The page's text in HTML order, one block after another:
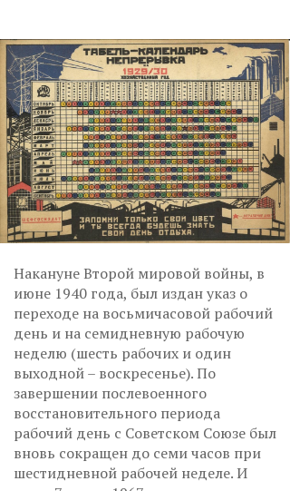
Накануне Второй мировой войны, в
июне 1940 года, был издан указ о
переходе на восьмичасовой рабочий
день и на семидневную рабочую
неделю (шесть рабочих и один
выходной – воскресенье). По
завершении послевоенного
восстановительного периода
рабочий день с Советском Союзе был
вновь сокращен до семи часов при
шестидневной рабочей неделе. И